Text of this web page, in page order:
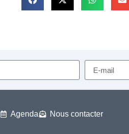
Agenda Nous contacter